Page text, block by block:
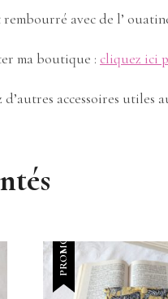
avec de l’
ma boutique : cliquez ici
accessoires utiles
PROMO !